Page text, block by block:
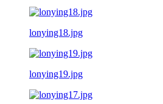
lonying18.jpg
lonying19.jpg